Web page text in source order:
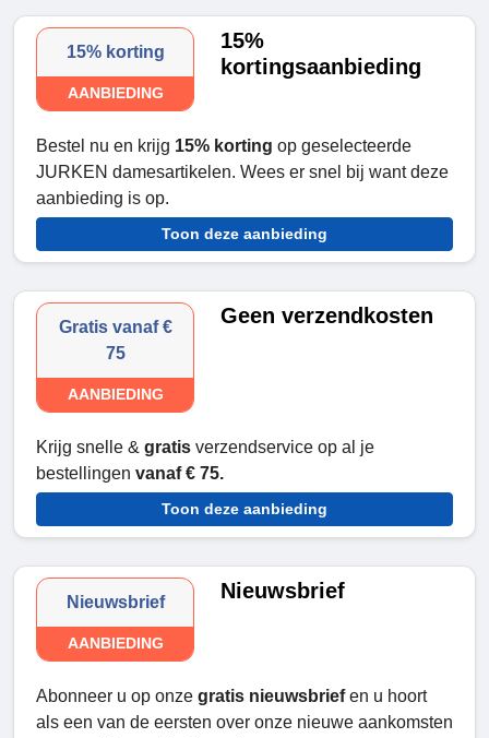
15% korting
AANBIEDING
15%
kortingsaanbieding
Bestel nu en krijg 15% korting op geselecteerde
JURKEN damesartikelen. Wees er snel bij want deze
aanbieding is op.
Toon deze aanbieding
Gratis vanaf €
75
AANBIEDING
Geen verzendkosten
Krijg snelle & gratis verzendservice op al je
bestellingen vanaf € 75.
Toon deze aanbieding
Nieuwsbrief
AANBIEDING
Nieuwsbrief
Abonneer u op onze gratis nieuwsbriefen u hoort
als een van de eersten over onze nieuwe aankomsten